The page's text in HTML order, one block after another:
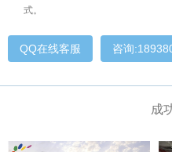
式。
QQ在线客服 咨询
成